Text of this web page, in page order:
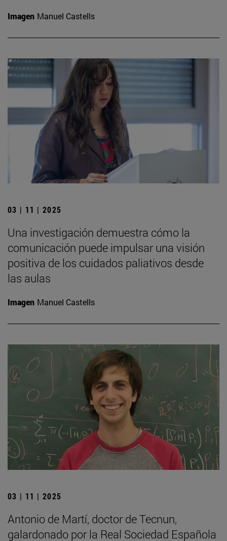
Imagen Manuel Castells
03 | 11 | 2025
Una investigación demuestra cómo la
comunicación puede impulsar una visión
positiva de los cuidados paliativos desde
las aulas
Imagen Manuel Castells
03 | 11 | 2025
Antonio de Martí, doctor de Tecnun,
galardonado por la Real Sociedad Española